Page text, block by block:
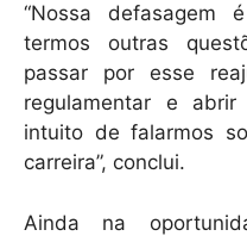
“Nossa defasagem
termos outras
passar por esse
regulamentar e
intuito de falarmos
carreira”, conclui.
Ainda na